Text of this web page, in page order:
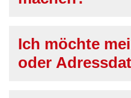
Ich möchte
oder